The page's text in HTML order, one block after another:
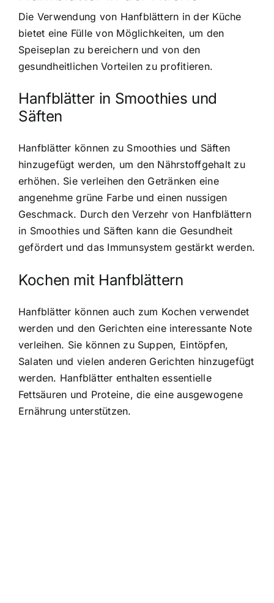
Die Verwendung von Hanfblättern in der Küche
bietet eine Fülle von Möglichkeiten, um den
Speiseplan zu bereichern und von den
gesundheitlichen Vorteilen zu profitieren.
Hanfblätter in Smoothies und
Säften
Hanfblätter können zu Smoothies und Säften
hinzugefügt werden, um den Nährstoffgehalt zu
erhöhen. Sie verleihen den Getränken eine
angenehme grüne Farbe und einen nussigen
Geschmack. Durch den Verzehr von Hanfblättern
in Smoothies und Säften kann die Gesundheit
gefördert und das Immunsystem gestärkt werden.
Kochen mit Hanfblättern
Hanfblätter können auch zum Kochen verwendet
werden und den Gerichten eine interessante Note
verleihen. Sie können zu Suppen, Eintöpfen,
Salaten und vielen anderen Gerichten hinzugefügt
werden. Hanfblätter enthalten essentielle
Fettsäuren und Proteine, die eine ausgewogene
Ernährung unterstützen.